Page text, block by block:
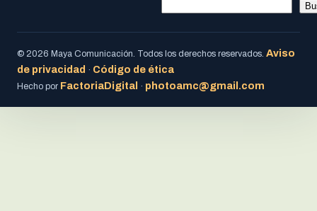
© 2026 Maya Comunicación. Todos los derechos reservados. Aviso
de privacidad · Código de ética
Hecho por FactoriaDigital · photoamc@gmail.com